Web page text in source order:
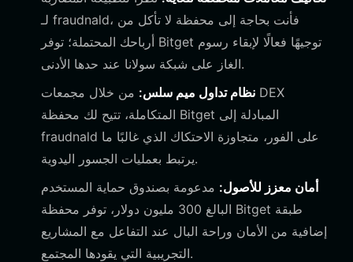
لـ fraudnald، فأنت بحاجة إلى محفظة لا تأكل من
أرباحك المحتملة؛ توفر Bitget توجيهًا فعالًا لإبقاء رسوم
الغاز على شبكة سولانا عند حدها الأدنى.
نظام تداول ميم سلس: من خلال مجمعات DEX
المتكاملة، تتيح لك محفظة Bitget المبادلة إلى
fraudnald على الفور، متجاوزة الاحتكاك الذي غالبًا ما
يرتبط بعمليات الجسور اليدوية.
أمان معزز للأصول: مدعومة بصندوق حماية المستخدم
البالغ 300 مليون دولار، توفر محفظة Bitget طبقة
إضافية من الأمان وراحة البال عند التفاعل مع المشاريع
التجريبية التي يقودها المجتمع.